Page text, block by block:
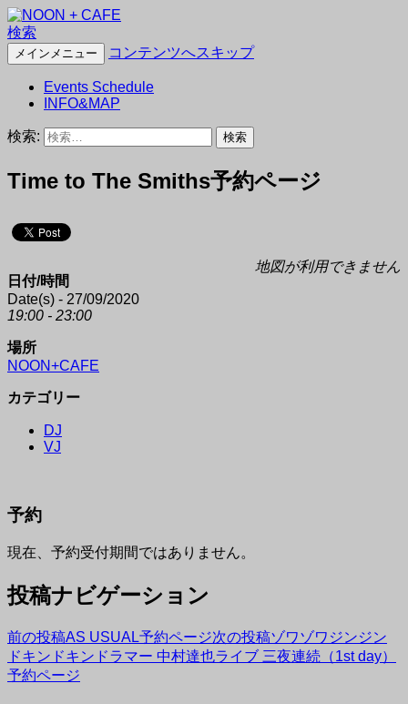
NOON + CAFE
検索
メインメニュー コンテンツへスキップ
Events Schedule
INFO&MAP
検索:
Time to The Smiths予約ページ
地図が利用できません
日付/時間
Date(s) - 27/09/2020
19:00 - 23:00
場所
NOON+CAFE
カテゴリー
DJ
VJ
予約
現在、予約受付期間ではありません。
投稿ナビゲーション
前の投稿AS USUAL予約ページ次の投稿ゾワゾワジンジン
ドキンドキンドラマー 中村達也ライブ 三夜連続（1st day）
予約ページ